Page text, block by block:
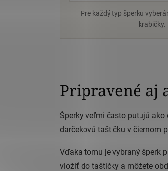
Pre každý typ šperku
krabičky.
Pripravené aj
Šperky veľmi často putujú ako
darčekovú taštičku v čiernom
Vďaka tomu je vybraný šperk
vložiť do taštičky a môžete